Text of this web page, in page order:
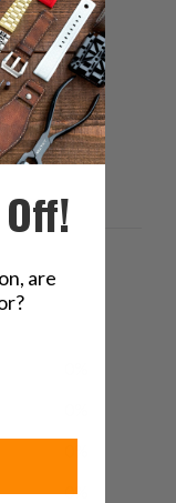
الإلكتروني
هذا
إلى
صديق
0%
are